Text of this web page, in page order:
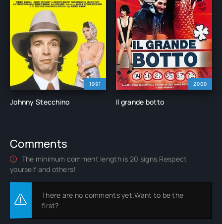
1991
Johnny Stecchino
2000
Il grande botto
Comments
The minimum comment length is 20 signs.Respect
yourself and others!
There are no comments yet.Want to be the
first?